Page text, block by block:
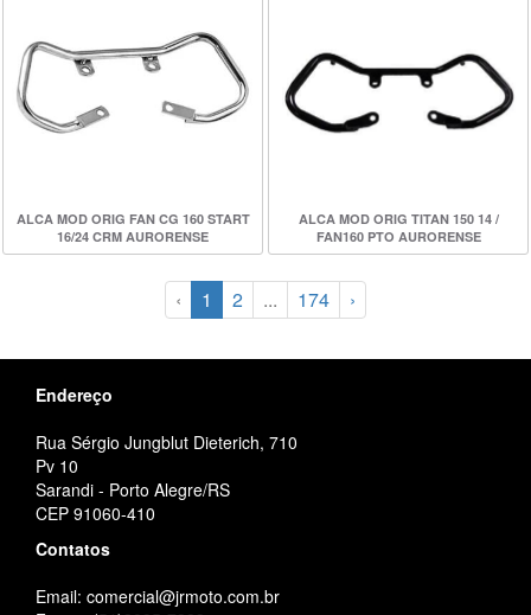
ALCA MOD ORIG FAN CG 160 START
16/24 CRM AURORENSE
ALCA MOD ORIG TITAN 150 14 /
FAN160 PTO AURORENSE
‹ 1 2 ... 174 ›
Endereço
Rua Sérgio Jungblut Dieterich, 710
Pv 10
Sarandi - Porto Alegre/RS
CEP 91060-410
Contatos
Email: comercial@jrmoto.com.br